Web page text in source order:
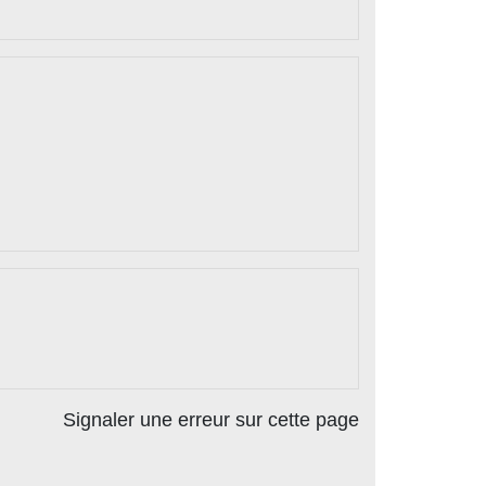
Signaler une erreur sur cette page